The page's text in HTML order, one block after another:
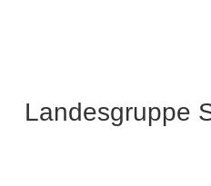
Landesgruppe